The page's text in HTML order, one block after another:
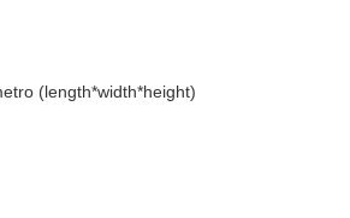
(length*width*height)